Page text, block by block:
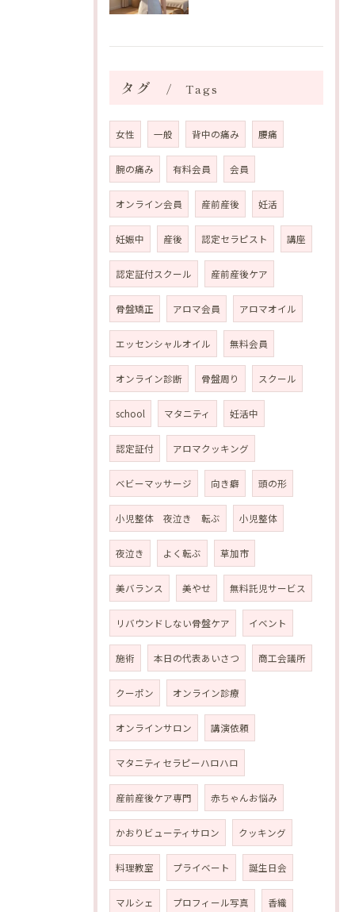
タグ Tags
女性 一般 背中の痛み 腰痛
腕の痛み 有料会員 会員
オンライン会員 産前産後 妊活
妊娠中 産後 認定セラピスト 講座
認定証付スクール 産前産後ケア
骨盤矯正 アロマ会員 アロマオイル
エッセンシャルオイル 無料会員
オンライン診断 骨盤周り スクール
school マタニティ 妊活中
認定証付 アロマクッキング
ベビーマッサージ 向き癖 頭の形
小児整体 夜泣き 転ぶ 小児整体
夜泣き よく転ぶ 草加市
美バランス 美やせ 無料託児サービス
リバウンドしない骨盤ケア イベント
施術 本日の代表あいさつ 商工会議所
クーポン オンライン診療
オンラインサロン 講演依頼
マタニティセラピーハロハロ
産前産後ケア専門 赤ちゃんお悩み
かおりビューティサロン クッキング
料理教室 プライベート 誕生日会
マルシェ プロフィール写真 香織